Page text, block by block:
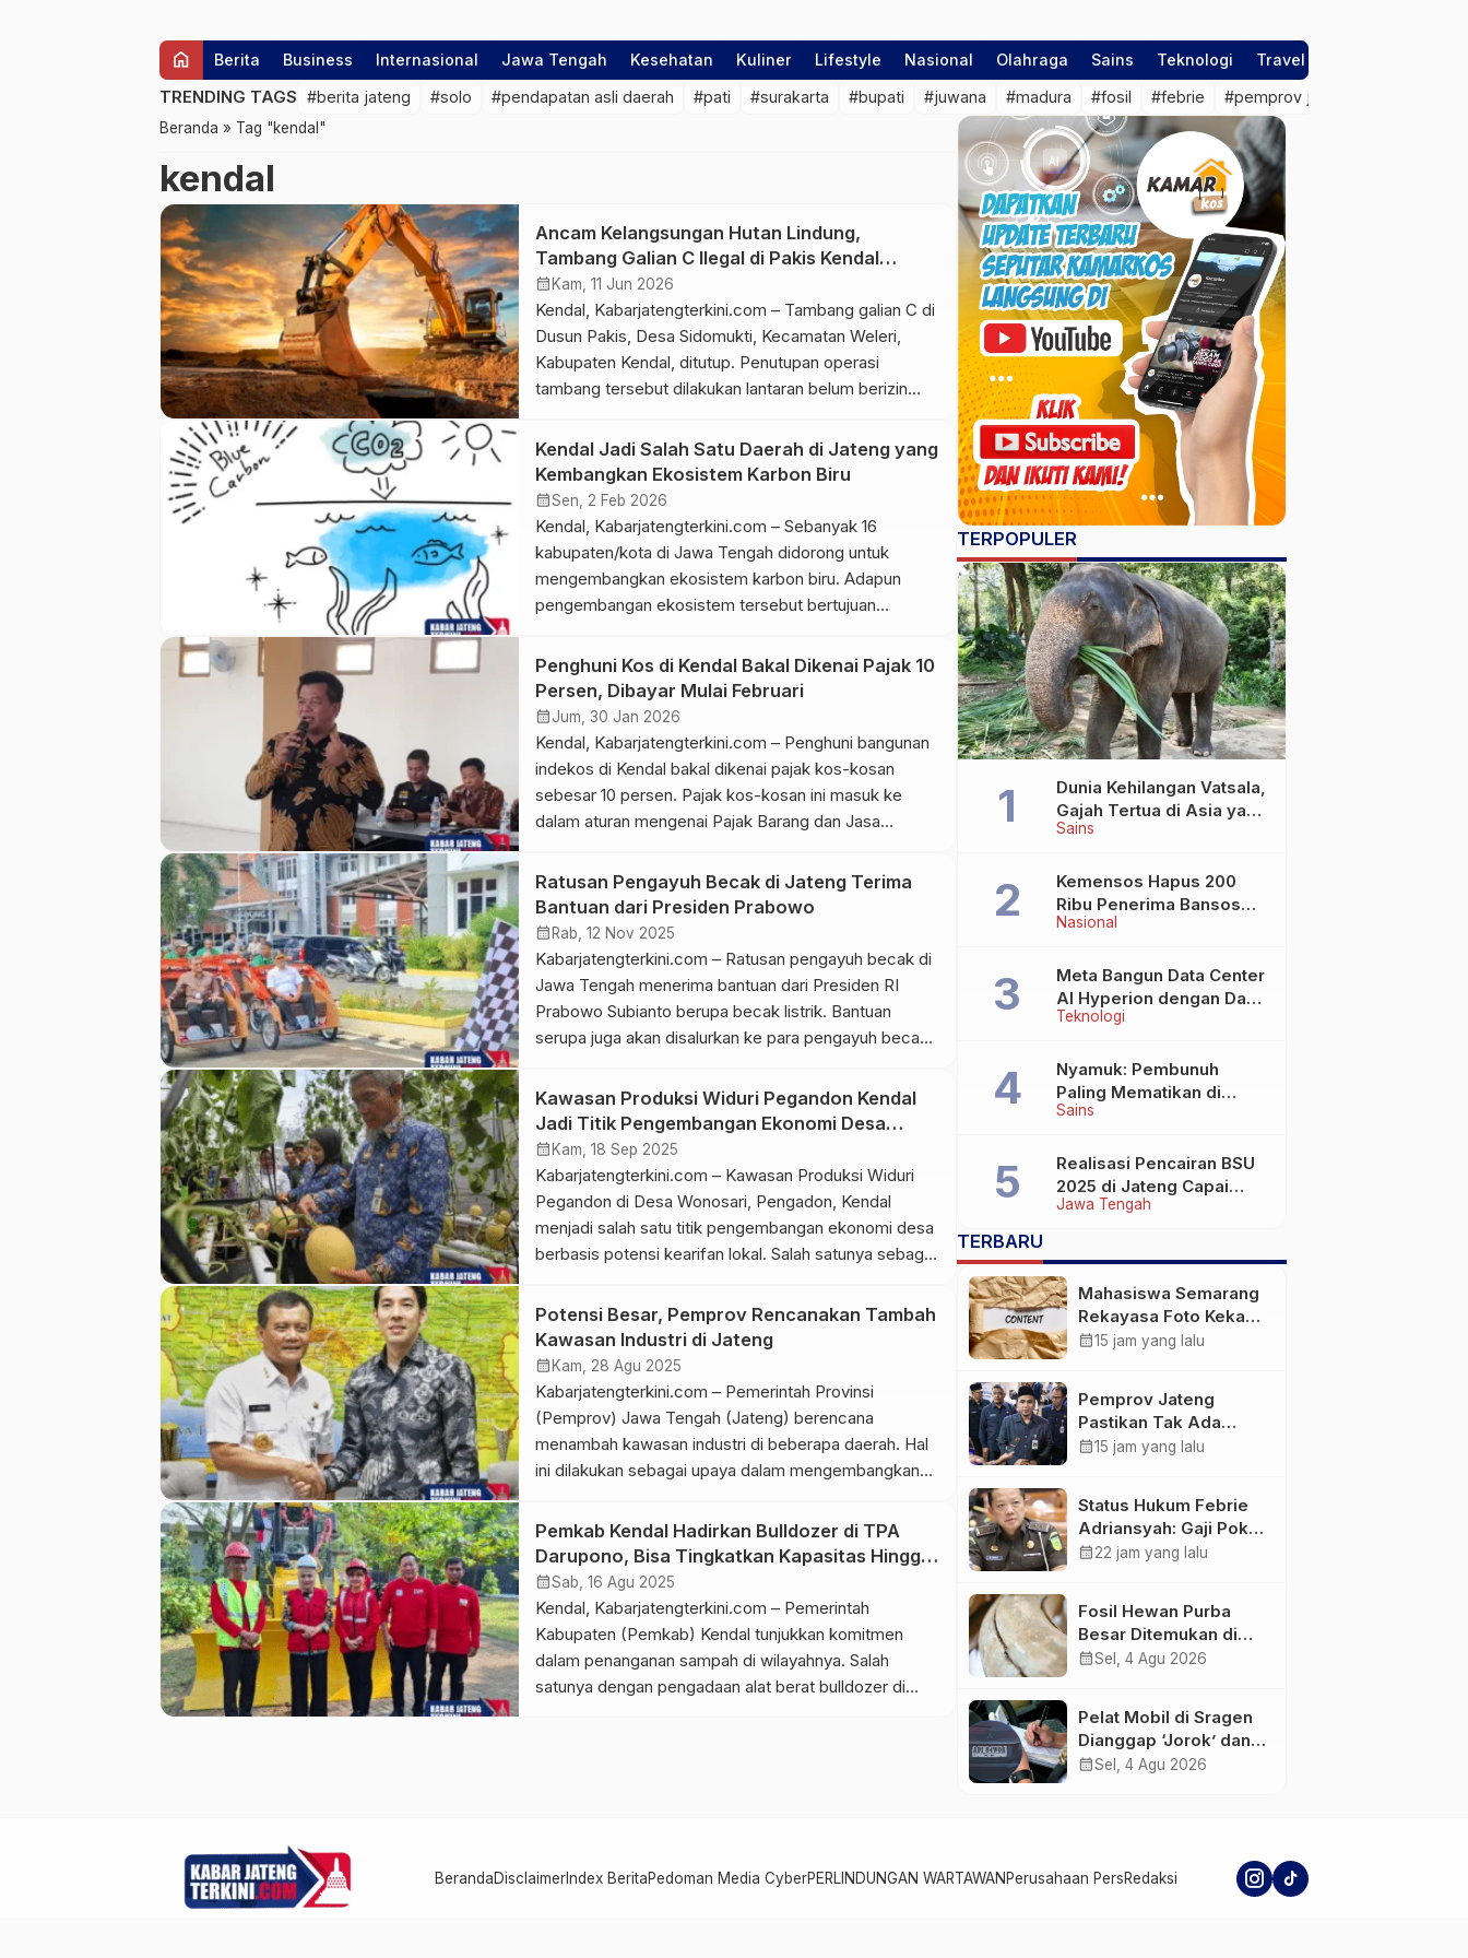
home Berita Business Internasional Jawa Tengah Kesehatan Kuliner Lifestyle Nasional Olahraga Sains Teknologi Travel
TRENDING TAGS #berita jateng #solo #pendapatan asli daerah #pati #surakarta #bupati #juwana #madura #fosil #febrie #pemprov jateng
Beranda » Tag "kendal"
kendal
Ancam Kelangsungan Hutan Lindung,
Tambang Galian C Ilegal di Pakis Kendal
Ditutup
calendar_month Kam, 11 Jun 2026
Kendal, Kabarjatengterkini.com – Tambang galian C di
Dusun Pakis, Desa Sidomukti, Kecamatan Weleri,
Kabupaten Kendal, ditutup. Penutupan operasi
tambang tersebut dilakukan lantaran belum berizin
galian C yang di dusun Pakis desa Sidomukti
kecamatan Weleri itu ilegal karena tidak ada izinnya,”
kata Wakil Bupati Kendal sekaligus Ketua Satgas
Mineral Bukan […]
Kendal Jadi Salah Satu Daerah di Jateng yang
Kembangkan Ekosistem Karbon Biru
calendar_monthSen, 2 Feb 2026
Kendal, Kabarjatengterkini.com – Sebanyak 16
kabupaten/kota di Jawa Tengah didorong untuk
mengembangkan ekosistem karbon biru. Adapun
pengembangan ekosistem tersebut bertujuan
Kelautan dan Perikanan (KKP) RI, keenam belas
daerah tersebut berada di kawasan pantai utara dan
pantai selatan. Sementara itu, salah satu wilayah yang
masuk ke dalam daftar tersebut adalah Kendal. […]
Penghuni Kos di Kendal Bakal Dikenai Pajak 10
Persen, Dibayar Mulai Februari
calendar_monthJum, 30 Jan 2026
Kendal, Kabarjatengterkini.com – Penghuni bangunan
indekos di Kendal bakal dikenai pajak kos-kosan
sebesar 10 persen. Pajak kos-kosan ini masuk ke
dalam aturan mengenai Pajak Barang dan Jasa
(Bapeda) Kendal, pajak perhotelan dan rumah kos
menjadi potensi pendapatan daerah yang perlu
dioptimalkan. Terlebih, maraknya bangunan indekos
seiring berkembangnya Kawasan Industri […]
Ratusan Pengayuh Becak di Jateng Terima
Bantuan dari Presiden Prabowo
calendar_month Rab, 12 Nov 2025
Kabarjatengterkini.com – Ratusan pengayuh becak di
Jawa Tengah menerima bantuan dari Presiden RI
Prabowo Subianto berupa becak listrik. Bantuan
serupa juga akan disalurkan ke para pengayuh becak
penyerahan bantuan ini dilaksanakan di Pendapa
Tumenggung Bahurekso, Selasa (11/11/2025). Bantuan
kepada 140 penerima merupakan bentuk perhatian
pemerintah bagi masyarakat berpenghasilan […]
Kawasan Produksi Widuri Pegandon Kendal
Jadi Titik Pengembangan Ekonomi Desa
Berbasis Potensi Kearifan Lokal
calendar_month Kam, 18 Sep 2025
Kabarjatengterkini.com – Kawasan Produksi Widuri
Pegandon di Desa Wonosari, Pengadon, Kendal
menjadi salah satu titik pengembangan ekonomi desa
berbasis potensi kearifan lokal. Salah satunya sebagai
Pemberdayaan Masyarakat Berbasis Kawasan. Ini
turut mendukung program Pemprov Jateng dalam
menumbuhkan ekonomi dengan algomerasi wilayah.
Pemberdayaan masyarakat dan pertumbuhan
ekonomi bisa dicapai dengan penguatan […]
Potensi Besar, Pemprov Rencanakan Tambah
Kawasan Industri di Jateng
calendar_month Kam, 28 Agu 2025
Kabarjatengterkini.com – Pemerintah Provinsi
(Pemprov) Jawa Tengah (Jateng) berencana
menambah kawasan industri di beberapa daerah. Hal
ini dilakukan sebagai upaya dalam mengembangkan
Gubernur Ahmad Luthfi bahwa pihaknya telah
menyiapkan lahan untuk pembangunan kawasan
industri di Cilacap dan Kebumen. Selain itu, Kawasan
Industri Kendal (KIK) juga akan diperluas. […]
Pemkab Kendal Hadirkan Bulldozer di TPA
Darupono, Bisa Tingkatkan Kapasitas Hingga
40 Persen
calendar_monthSab, 16 Agu 2025
Kendal, Kabarjatengterkini.com – Pemerintah
Kabupaten (Pemkab) Kendal tunjukkan komitmen
dalam penanganan sampah di wilayahnya. Salah
satunya dengan pengadaan alat berat bulldozer di
TERPOPULER
Sains
Dunia Kehilangan Vatsala,
Gajah Tertua di Asia yang
Wafat di Usia Lebih dari
Nasional
Kemensos Hapus 200
Ribu Penerima Bansos
yang Terlibat Judol
Teknologi
Meta Bangun Data Center
AI Hyperion dengan Daya
Komputasi 5 GW, Saingi
Sains
Nyamuk: Pembunuh
Paling Mematikan di
Dunia yang Tak Terlihat
Jawa Tengah
Realisasi Pencairan BSU
2025 di Jateng Capai
69,2 Persen
TERBARU
Mahasiswa Semarang
Rekayasa Foto Kekasih
Jadi Konten Cabul
calendar_month15 jam yang lalu
Pemprov Jateng
Pastikan Tak Ada
Kendala Pembayaran
Transfer ke Daerah
calendar_month15 jam yang lalu
Status Hukum Febrie
Adriansyah: Gaji Pokok
50 Persen Tetap
calendar_month22 jam yang lalu
Fosil Hewan Purba
Besar Ditemukan di
Sungai Piji Kudus
calendar_monthSel, 4 Agu 2026
Pelat Mobil di Sragen
Dianggap ‘Jorok’ dan
Tak Sesuai Standar,
calendar_monthSel, 4 Agu 2026
BerandaDisclaimerIndex BeritaPedoman Media CyberPERLINDUNGAN WARTAWAN Perusahaan PersRedaksi